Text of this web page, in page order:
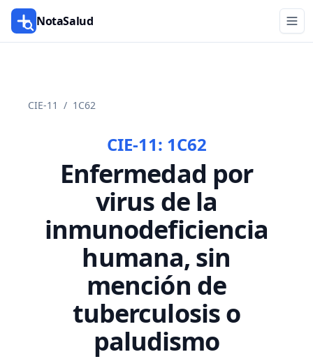
NotaSalud
CIE-11 / 1C62
CIE-11: 1C62
Enfermedad por
virus de la
inmunodeficiencia
humana, sin
mención de
tuberculosis o
paludismo